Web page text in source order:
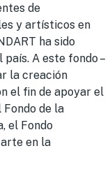
de
y artísticos en
ha sido
A este fondo –
la creación
el fin de apoyar el
de la
el Fondo
en la